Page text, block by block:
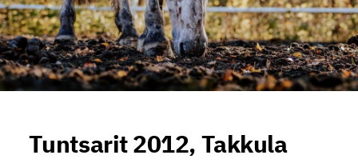
Tuntsarit 2012, Takkula